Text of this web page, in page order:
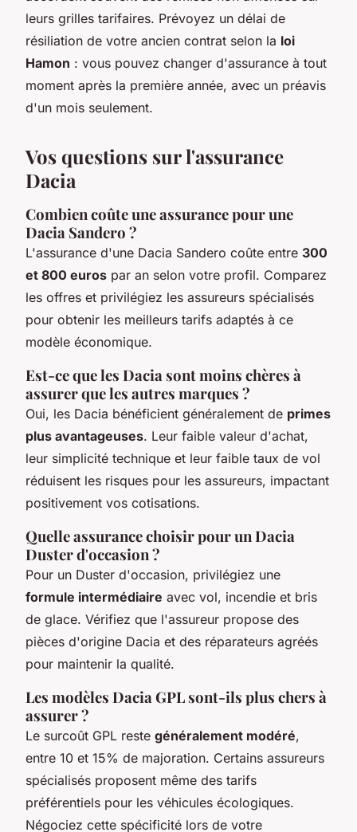
leurs grilles tarifaires. Prévoyez un délai de
résiliation de votre ancien contrat selon la loi
Hamon : vous pouvez changer d'assurance à tout
moment après la première année, avec un préavis
d'un mois seulement.
Vos questions sur l'assurance
Dacia
Combien coûte une assurance pour une
Dacia Sandero ?
L'assurance d'une Dacia Sandero coûte entre 300
et 800 euros par an selon votre profil. Comparez
les offres et privilégiez les assureurs spécialisés
pour obtenir les meilleurs tarifs adaptés à ce
modèle économique.
Est-ce que les Dacia sont moins chères à
assurer que les autres marques ?
Oui, les Dacia bénéficient généralement de primes
plus avantageuses. Leur faible valeur d'achat,
leur simplicité technique et leur faible taux de vol
réduisent les risques pour les assureurs, impactant
positivement vos cotisations.
Quelle assurance choisir pour un Dacia
Duster d'occasion ?
Pour un Duster d'occasion, privilégiez une
formule intermédiaire avec vol, incendie et bris
de glace. Vérifiez que l'assureur propose des
pièces d'origine Dacia et des réparateurs agréés
pour maintenir la qualité.
Les modèles Dacia GPL sont-ils plus chers à
assurer ?
Le surcoût GPL reste généralement modéré,
entre 10 et 15% de majoration. Certains assureurs
spécialisés proposent même des tarifs
préférentiels pour les véhicules écologiques.
Négociez cette spécificité lors de votre